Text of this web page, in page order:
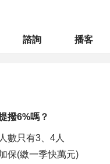
諮詢 播客
撥6%嗎？
數只有3、4人
保(繳一季快萬元)